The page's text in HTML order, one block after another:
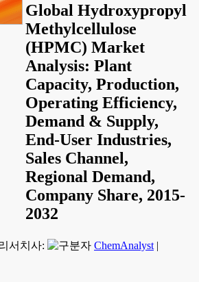
Global Hydroxypropyl
Methylcellulose
(HPMC) Market
Analysis: Plant
Capacity, Production,
Operating Efficiency,
Demand & Supply,
End-User Industries,
Sales Channel,
Regional Demand,
Company Share, 2015-
2032
서치사: ChemAnalyst |